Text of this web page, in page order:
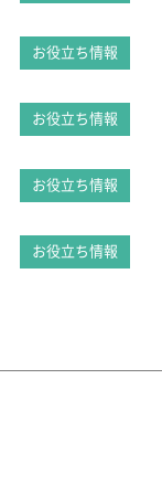
お役立ち情報
お役立ち情報
お役立ち情報
お役立ち情報